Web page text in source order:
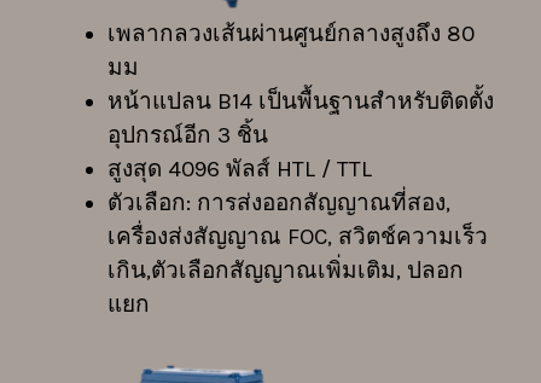
เพลากลวงเส้นผ่านศูนย์กลางสูงถึง 80
มม
หน้าแปลน B14 เป็นพื้นฐานสำหรับติดตั้ง
อุปกรณ์อีก 3 ชิ้น
สูงสุด 4096 พัลส์ HTL / TTL
ตัวเลือก: การส่งออกสัญญาณที่สอง,
เครื่องส่งสัญญาณ FOC, สวิตช์ความเร็ว
เกิน,ตัวเลือกสัญญาณเพิ่มเติม, ปลอก
แยก